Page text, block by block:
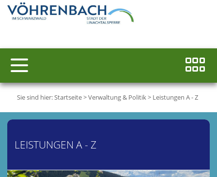
Sie sind hier:Startseite>Verwaltung & Politik> Leistungen A - Z
LEISTUNGEN A - Z